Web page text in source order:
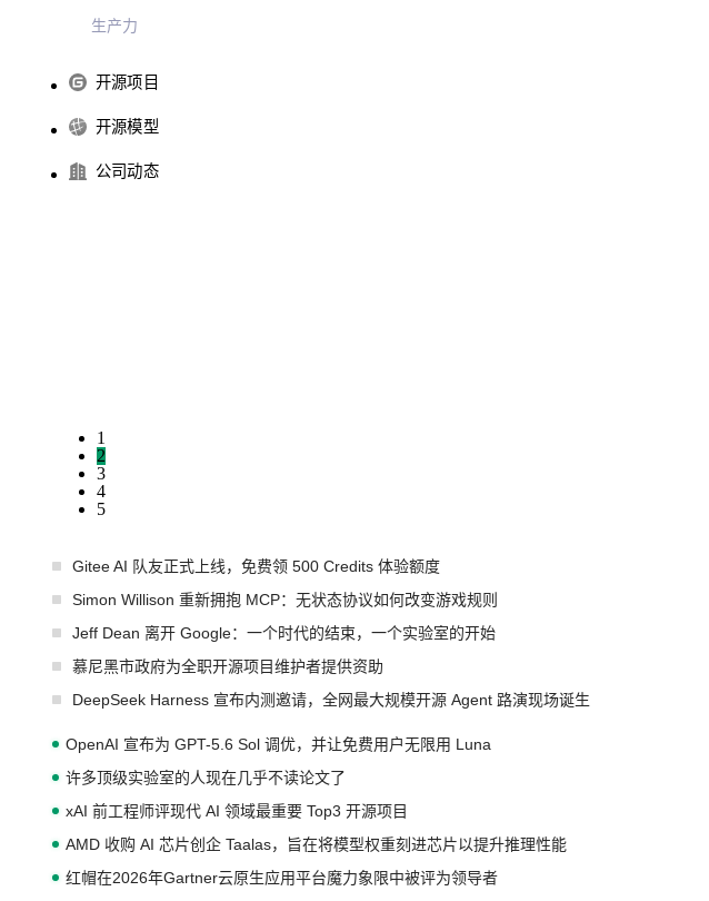
生产力
开源项目
开源模型
公司动态
1
2
3
4
5
Gitee AI 队友正式上线，免费领 500 Credits 体验额度
Simon Willison 重新拥抱 MCP：无状态协议如何改变游戏规则
Jeff Dean 离开 Google：一个时代的结束，一个实验室的开始
慕尼黑市政府为全职开源项目维护者提供资助
DeepSeek Harness 宣布内测邀请，全网最大规模开源 Agent 路演现场诞生
OpenAI 宣布为 GPT-5.6 Sol 调优，并让免费用户无限用 Luna
许多顶级实验室的人现在几乎不读论文了
xAI 前工程师评现代 AI 领域最重要 Top3 开源项目
AMD 收购 AI 芯片创企 Taalas，旨在将模型权重刻进芯片以提升推理性能
红帽在2026年Gartner云原生应用平台魔力象限中被评为领导者